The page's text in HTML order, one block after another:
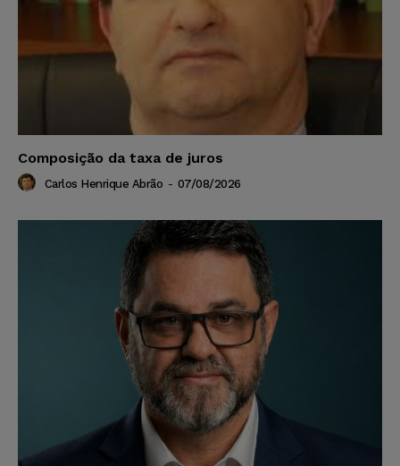
Composição da taxa de juros
Carlos Henrique Abrão - 07/08/2026